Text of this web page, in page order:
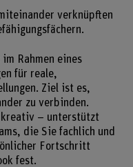
verknüpften
Rahmen eines
für reale,
Ziel ist es,
zu verbinden.
kreativ – unterstützt
die Sie fachlich und
Fortschritt
fest.